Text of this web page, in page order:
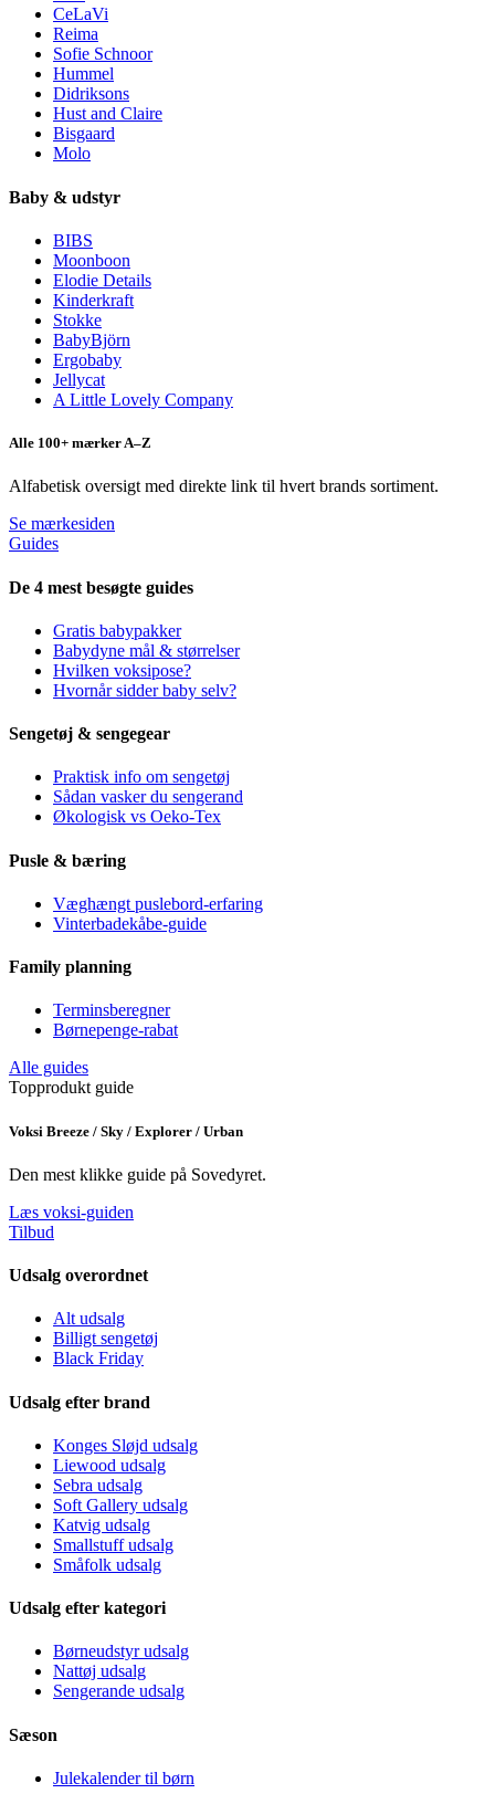
CeLaVi
Reima
Sofie Schnoor
Hummel
Didriksons
Hust and Claire
Bisgaard
Molo
Baby & udstyr
BIBS
Moonboon
Elodie Details
Kinderkraft
Stokke
BabyBjörn
Ergobaby
Jellycat
A Little Lovely Company
Alle 100+ mærker A–Z
Alfabetisk oversigt med direkte link til hvert brands sortiment.
Se mærkesiden
Guides
De 4 mest besøgte guides
Gratis babypakker
Babydyne mål & størrelser
Hvilken voksipose?
Hvornår sidder baby selv?
Sengetøj & sengegear
Praktisk info om sengetøj
Sådan vasker du sengerand
Økologisk vs Oeko-Tex
Pusle & bæring
Væghængt puslebord-erfaring
Vinterbadekåbe-guide
Family planning
Terminsberegner
Børnepenge-rabat
Alle guides
Topprodukt guide
Voksi Breeze / Sky / Explorer / Urban
Den mest klikke guide på Sovedyret.
Læs voksi-guiden
Tilbud
Udsalg overordnet
Alt udsalg
Billigt sengetøj
Black Friday
Udsalg efter brand
Konges Sløjd udsalg
Liewood udsalg
Sebra udsalg
Soft Gallery udsalg
Katvig udsalg
Smallstuff udsalg
Småfolk udsalg
Udsalg efter kategori
Børneudstyr udsalg
Nattøj udsalg
Sengerande udsalg
Sæson
Julekalender til børn